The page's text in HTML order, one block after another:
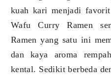
kuah kari menjadi favorit
Wafu Curry Ramen
Ramen yang satu ini
dan kaya aroma
kental. Sedikit berbeda